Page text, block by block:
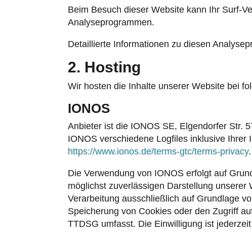
Beim Besuch dieser Website kann Ihr Surf-
Analyseprogrammen.
Detaillierte Informationen zu diesen
2. Hosting
Wir hosten die Inhalte unserer Website bei
IONOS
Anbieter ist die IONOS SE, Elgendorfer Str.
IONOS verschiedene Logfiles inklusive
https://www.ionos.de/terms-gtc/terms-privacy.
Die Verwendung von IONOS erfolgt auf
möglichst zuverlässigen Darstellung
Verarbeitung ausschließlich auf Grundlage
Speicherung von Cookies oder den Zugriff
TTDSG umfasst. Die Einwilligung ist